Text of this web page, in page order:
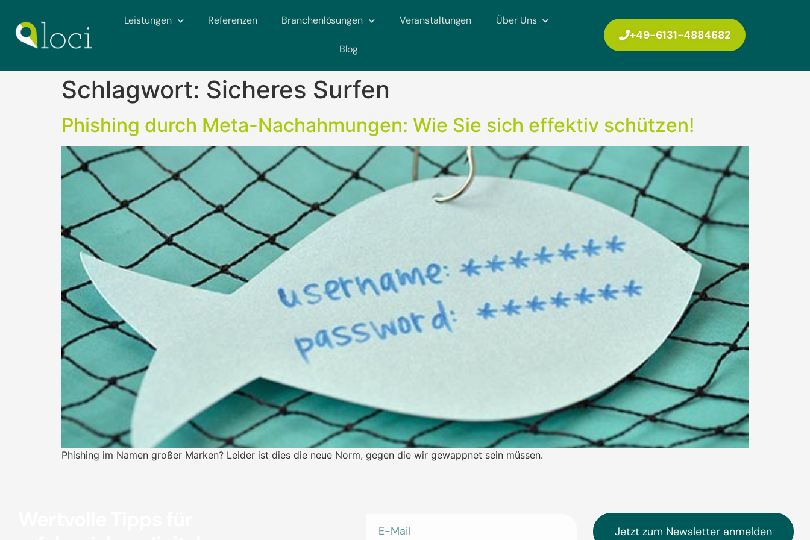
Leistungen Referenzen Branchenlösungen Veranstaltungen Über Uns
Blog
+49-6131-4884682
Schlagwort: Sicheres Surfen
Phishing durch Meta-Nachahmungen: Wie Sie sich effektiv schützen!
Phishing im Namen großer Marken? Leider ist dies die neue Norm, gegen die wir gewappnet sein müssen.
Jetzt zum Newsletter anmelden